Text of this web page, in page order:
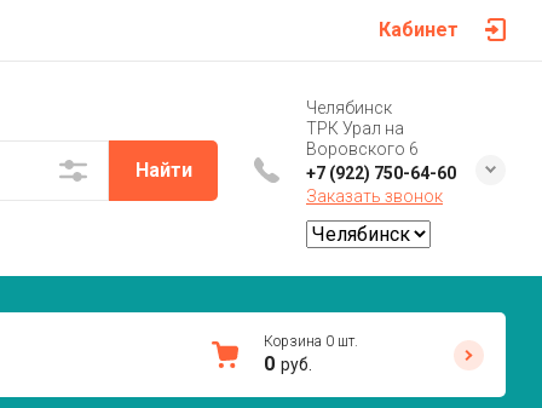
Кабинет
Найти
Челябинск
ТРК Урал на
Воровского 6
+7 (922) 750-64-60
Заказать звонок
Корзина 0 шт.
0 руб.